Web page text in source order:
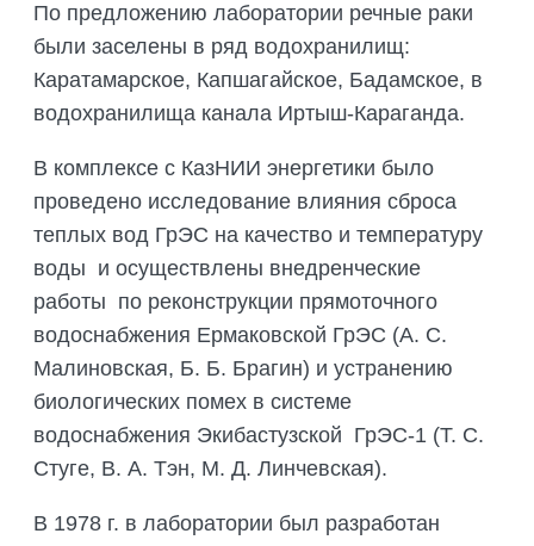
По предложению лаборатории речные раки
были заселены в ряд водохранилищ:
Каратамарское, Капшагайское, Бадамское, в
водохранилища канала Иртыш-Караганда.
В комплексе с КазНИИ энергетики было
проведено исследование влияния сброса
теплых вод ГрЭС на качество и температуру
воды и осуществлены внедренческие
работы по реконструкции прямоточного
водоснабжения Ермаковской ГрЭС (А. С.
Малиновская, Б. Б. Брагин) и устранению
биологических помех в системе
водоснабжения Экибастузской ГрЭС-1 (Т. С.
Стуге, В. А. Тэн, М. Д. Линчевская).
В 1978 г. в лаборатории был разработан